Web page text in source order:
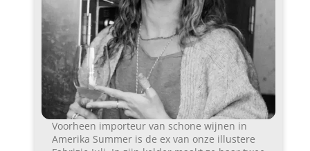
Voorheen importeur van schone wijnen in
Amerika Summer is de ex van onze illustere